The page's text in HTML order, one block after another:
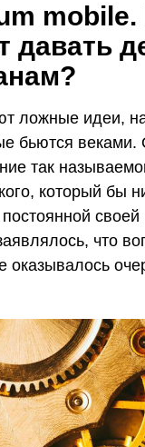
давать
ложные идеи,
бьются веками.
так
который бы
своей
что
оказывалось